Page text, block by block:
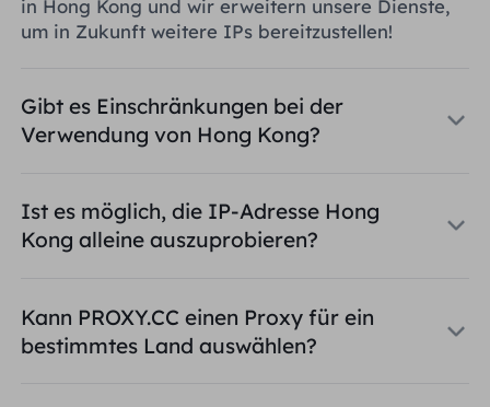
in Hong Kong und wir erweitern unsere Dienste,
um in Zukunft weitere IPs bereitzustellen!
Gibt es Einschränkungen bei der
Verwendung von Hong Kong?
Ist es möglich, die IP-Adresse Hong
Kong alleine auszuprobieren?
Kann PROXY.CC einen Proxy für ein
bestimmtes Land auswählen?